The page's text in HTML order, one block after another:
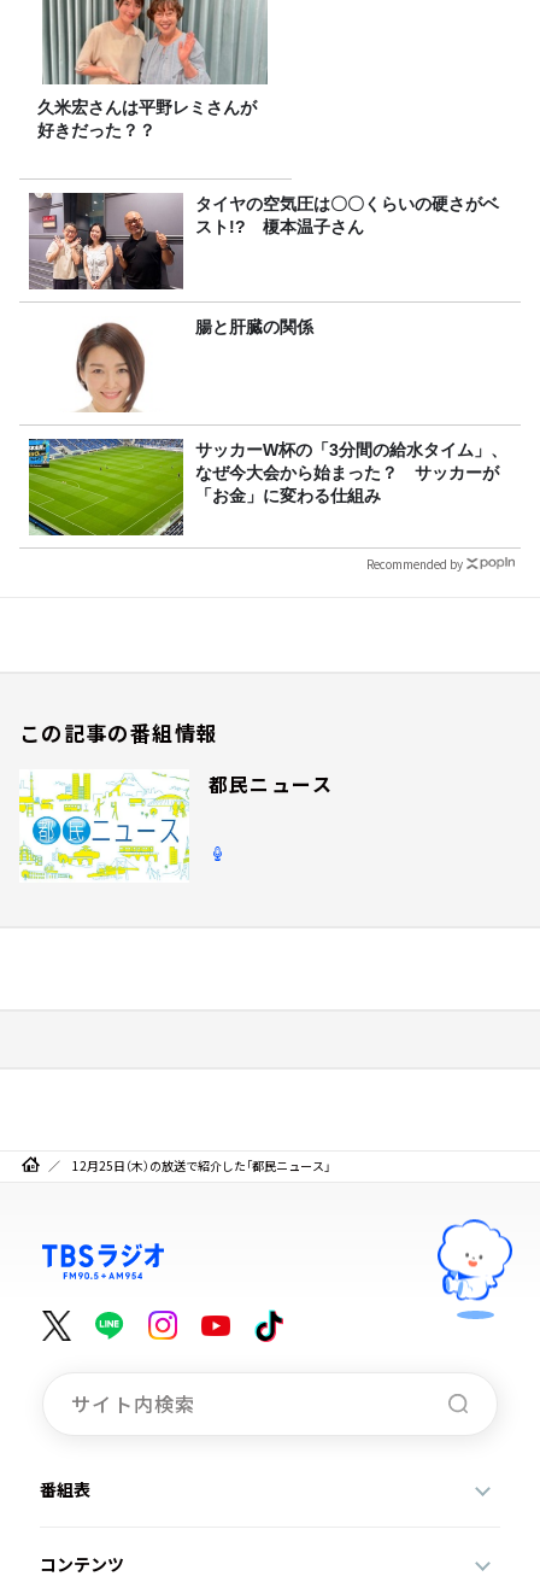
久米宏さんは平野レミさんが
好きだった？？
タイヤの空気圧は〇〇くらいの硬さがベ
スト!? 榎本温子さん
腸と肝臓の関係
サッカーW杯の「3分間の給水タイム」、
なぜ今大会から始まった？ サッカーが
「お金」に変わる仕組み
Recommended by
この記事の番組情報
都民ニュース
12月25日（木）の放送で紹介した「都民ニュース」
番組表
コンテンツ